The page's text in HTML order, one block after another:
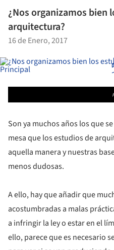
¿Nos organizamos bien
arquitectura?
16 de Enero, 2017
Son ya muchos años los que
mesa que los estudios de
aquella manera y nuestras
menos dudosas.
A ello, hay que añadir que
acostumbradas a malas
a infringir la ley o estar en el
ello, parece que es necesario